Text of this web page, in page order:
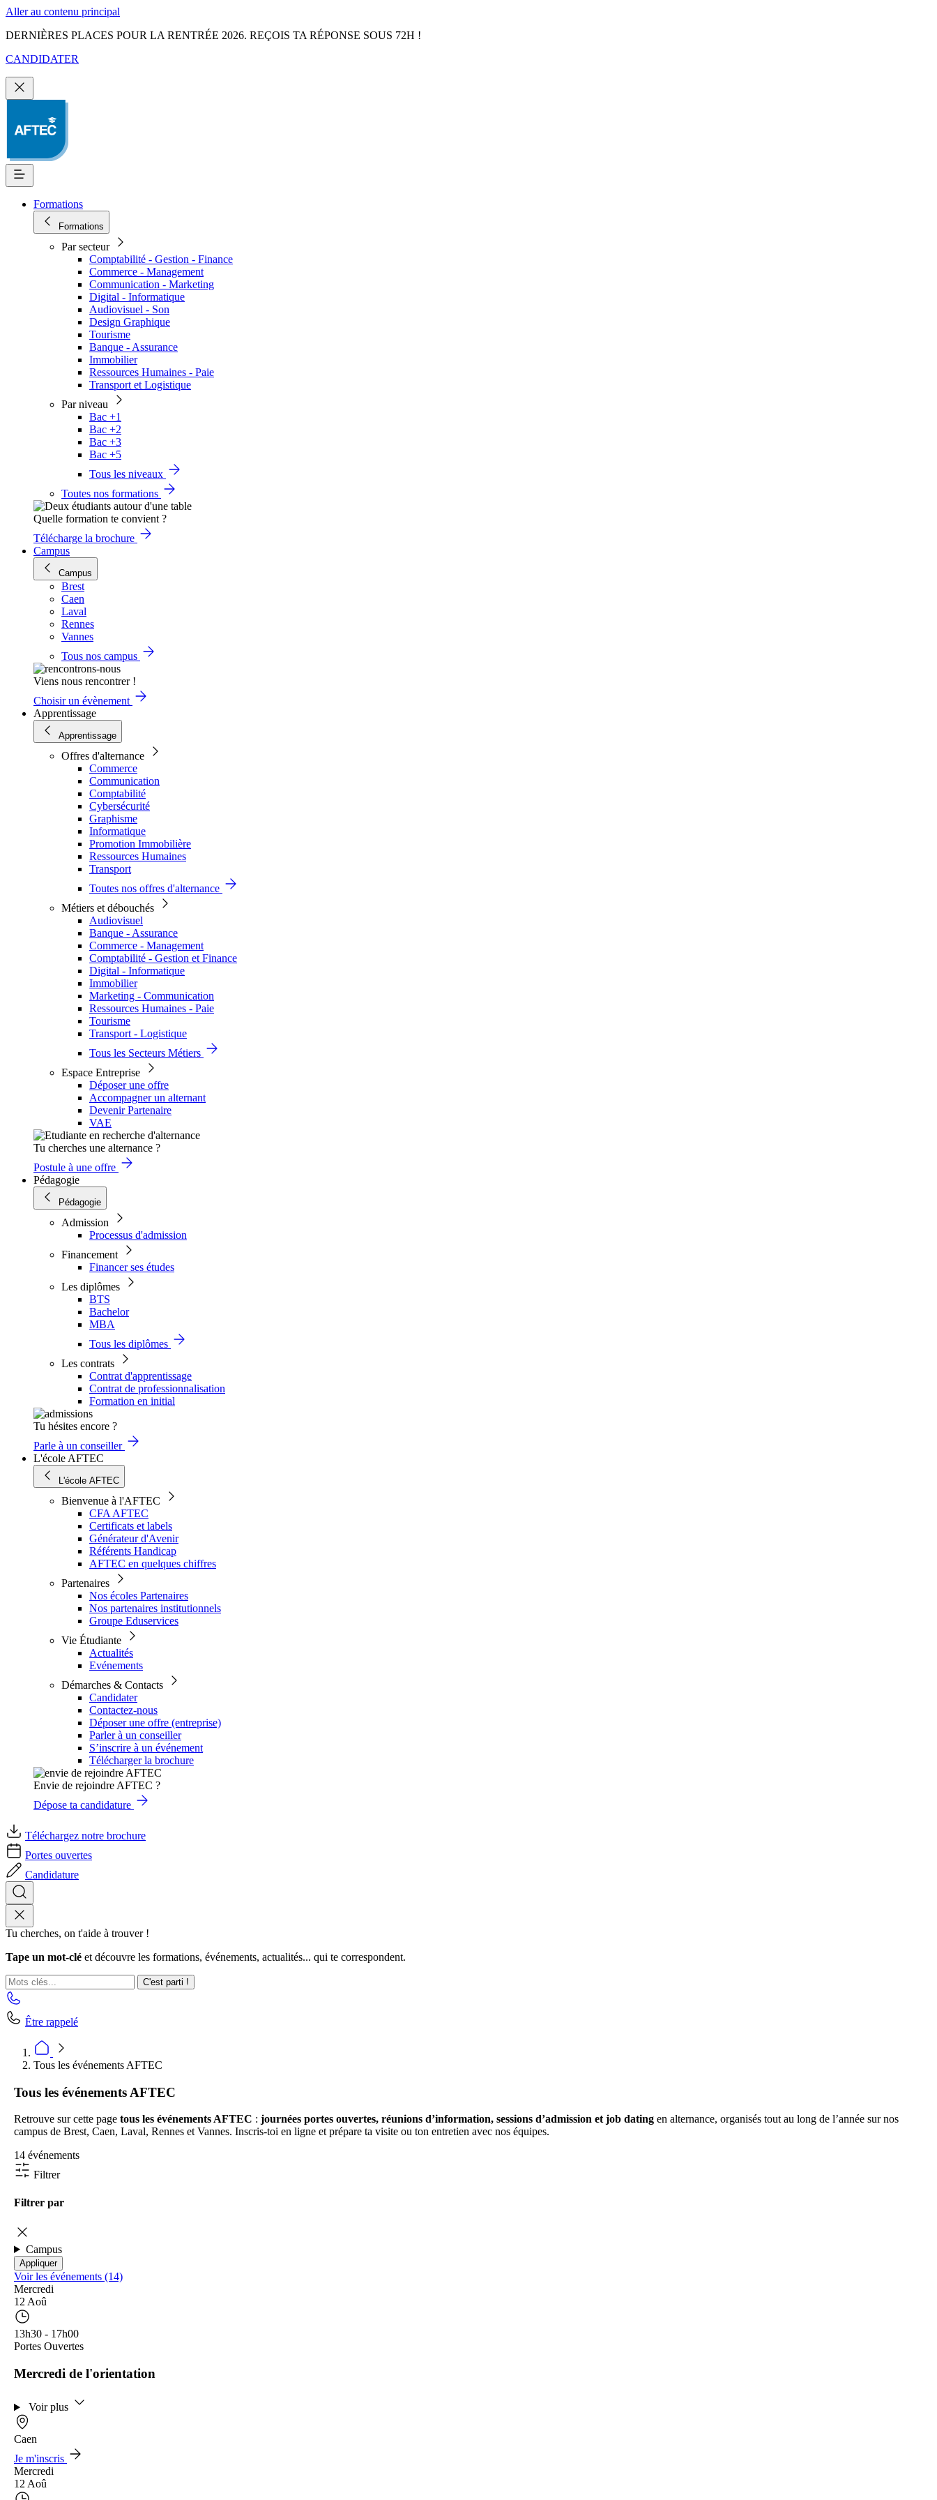
Aller au contenu principal
DERNIÈRES PLACES POUR LA RENTRÉE 2026. REÇOIS TA RÉPONSE SOUS 72H !
CANDIDATER
Formations
Formations
Par secteur
Comptabilité - Gestion - Finance
Commerce - Management
Communication - Marketing
Digital - Informatique
Audiovisuel - Son
Design Graphique
Tourisme
Banque - Assurance
Immobilier
Ressources Humaines - Paie
Transport et Logistique
Par niveau
Bac +1
Bac +2
Bac +3
Bac +5
Tous les niveaux
Toutes nos formations
Quelle formation te convient ?
Télécharge la brochure
Campus
Campus
Brest
Caen
Laval
Rennes
Vannes
Tous nos campus
Viens nous rencontrer !
Choisir un évènement
Apprentissage
Apprentissage
Offres d'alternance
Commerce
Communication
Comptabilité
Cybersécurité
Graphisme
Informatique
Promotion Immobilière
Ressources Humaines
Transport
Toutes nos offres d'alternance
Métiers et débouchés
Audiovisuel
Banque - Assurance
Commerce - Management
Comptabilité - Gestion et Finance
Digital - Informatique
Immobilier
Marketing - Communication
Ressources Humaines - Paie
Tourisme
Transport - Logistique
Tous les Secteurs Métiers
Espace Entreprise
Déposer une offre
Accompagner un alternant
Devenir Partenaire
VAE
Tu cherches une alternance ?
Postule à une offre
Pédagogie
Pédagogie
Admission
Processus d'admission
Financement
Financer ses études
Les diplômes
BTS
Bachelor
MBA
Tous les diplômes
Les contrats
Contrat d'apprentissage
Contrat de professionnalisation
Formation en initial
Tu hésites encore ?
Parle à un conseiller
L'école AFTEC
L'école AFTEC
Bienvenue à l'AFTEC
CFA AFTEC
Certificats et labels
Générateur d'Avenir
Référents Handicap
AFTEC en quelques chiffres
Partenaires
Nos écoles Partenaires
Nos partenaires institutionnels
Groupe Eduservices
Vie Étudiante
Actualités
Evénements
Démarches & Contacts
Candidater
Contactez-nous
Déposer une offre (entreprise)
Parler à un conseiller
S’inscrire à un événement
Télécharger la brochure
Envie de rejoindre AFTEC ?
Dépose ta candidature
Téléchargez notre brochure
Portes ouvertes
Candidature
Tu cherches, on t'aide à trouver !
Tape un mot-clé et découvre les formations, événements, actualités... qui te correspondent.
C'est parti !
Être rappelé
Tous les événements AFTEC
Tous les événements AFTEC
Retrouve sur cette page tous les événements AFTEC : journées portes ouvertes, réunions d’information, sessions d’admission et job dating en alternance, organisés tout au long de l’année sur nos
campus de Brest, Caen, Laval, Rennes et Vannes. Inscris-toi en ligne et prépare ta visite ou ton entretien avec nos équipes.
14 événements
Filtrer
Filtrer par
Campus
Voir les événements (14)
Mercredi
12 Aoû
13h30 - 17h00
Portes Ouvertes
Mercredi de l'orientation
Voir plus
Caen
Je m'inscris
Mercredi
12 Aoû